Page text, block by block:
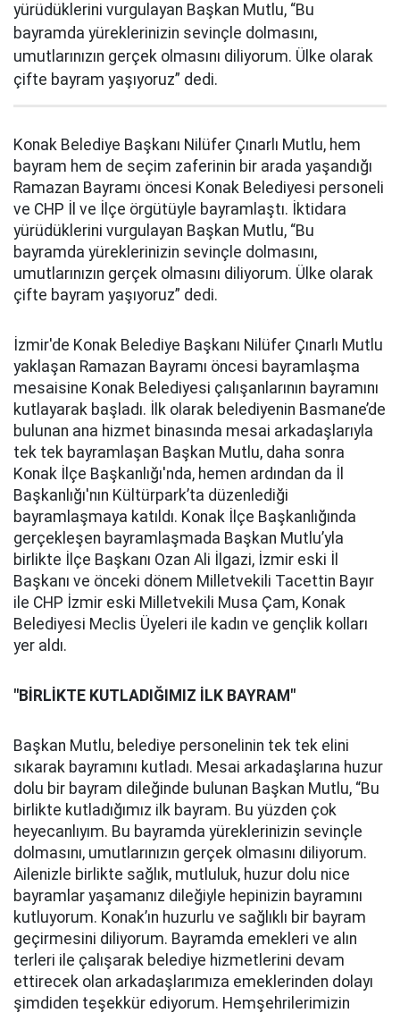
yürüdüklerini vurgulayan Başkan Mutlu, “Bu
bayramda yüreklerinizin sevinçle dolmasını,
umutlarınızın gerçek olmasını diliyorum. Ülke olarak
çifte bayram yaşıyoruz” dedi.
Konak Belediye Başkanı Nilüfer Çınarlı Mutlu, hem
bayram hem de seçim zaferinin bir arada yaşandığı
Ramazan Bayramı öncesi Konak Belediyesi personeli
ve CHP İl ve İlçe örgütüyle bayramlaştı. İktidara
yürüdüklerini vurgulayan Başkan Mutlu, “Bu
bayramda yüreklerinizin sevinçle dolmasını,
umutlarınızın gerçek olmasını diliyorum. Ülke olarak
çifte bayram yaşıyoruz” dedi.
İzmir'de Konak Belediye Başkanı Nilüfer Çınarlı Mutlu
yaklaşan Ramazan Bayramı öncesi bayramlaşma
mesaisine Konak Belediyesi çalışanlarının bayramını
kutlayarak başladı. İlk olarak belediyenin Basmane’de
bulunan ana hizmet binasında mesai arkadaşlarıyla
tek tek bayramlaşan Başkan Mutlu, daha sonra
Konak İlçe Başkanlığı'nda, hemen ardından da İl
Başkanlığı'nın Kültürpark’ta düzenlediği
bayramlaşmaya katıldı. Konak İlçe Başkanlığında
gerçekleşen bayramlaşmada Başkan Mutlu’yla
birlikte İlçe Başkanı Ozan Ali İlgazi, İzmir eski İl
Başkanı ve önceki dönem Milletvekili Tacettin Bayır
ile CHP İzmir eski Milletvekili Musa Çam, Konak
Belediyesi Meclis Üyeleri ile kadın ve gençlik kolları
yer aldı.
"BİRLİKTE KUTLADIĞIMIZ İLK BAYRAM"
Başkan Mutlu, belediye personelinin tek tek elini
sıkarak bayramını kutladı. Mesai arkadaşlarına huzur
dolu bir bayram dileğinde bulunan Başkan Mutlu, “Bu
birlikte kutladığımız ilk bayram. Bu yüzden çok
heyecanlıyım. Bu bayramda yüreklerinizin sevinçle
dolmasını, umutlarınızın gerçek olmasını diliyorum.
Ailenizle birlikte sağlık, mutluluk, huzur dolu nice
bayramlar yaşamanız dileğiyle hepinizin bayramını
kutluyorum. Konak’ın huzurlu ve sağlıklı bir bayram
geçirmesini diliyorum. Bayramda emekleri ve alın
terleri ile çalışarak belediye hizmetlerini devam
ettirecek olan arkadaşlarımıza emeklerinden dolayı
şimdiden teşekkür ediyorum. Hemşehrilerimizin